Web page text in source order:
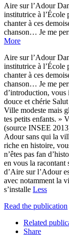
Aire sur l’Adour
institutrice à l’École
chanter à ces
chanson… Je me
More
Aire sur l’Adour
institutrice à l’École
chanter à ces
chanson… Je me
d’introduction, vous
douce et chérie
Ville modeste mais
tes petits enfants. »
(source INSEE
Adour sans qui la
riche en histoire,
n’êtes pas fan
en vous la
d’Aire sur l’Adour
avec notamment la
s’installe Less
Read the publication
Related
Share